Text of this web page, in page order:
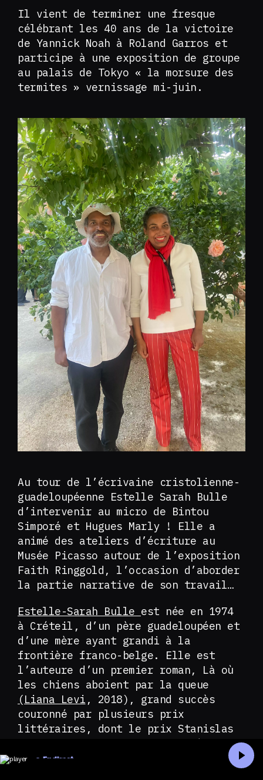
Il vient de terminer une fresque
célébrant les 40 ans de la victoire
de Yannick Noah à Roland Garros et
participe à une exposition de groupe
au palais de Tokyo « la morsure des
termites » vernissage mi-juin.
Au tour de l’écrivaine cristolienne-
guadeloupéenne Estelle Sarah Bulle
d’intervenir au micro de Bintou
Simporé et Hugues Marly ! Elle a
animé des ateliers d’écriture au
Musée Picasso autour de l’exposition
Faith Ringgold, l’occasion d’aborder
la partie narrative de son travail…
Estelle-Sarah Bulle est née en 1974
à Créteil, d’un père guadeloupéen et
d’une mère ayant grandi à la
frontière franco-belge. Elle est
l’auteure d’un premier roman, Là où
les chiens aboient par la queue
(Liana Levi , 2018), grand succès
couronné par plusieurs prix
littéraires, dont le prix Stanislas
du premier roman, le prix Eugène-
Dabit du roman populiste et le prix
En direct